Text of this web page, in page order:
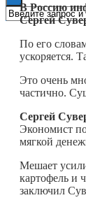
В Россию
Сергей
По его
ускоряется.
Это очень
частично.
Сергей
Экономист
мягкой
Мешает
картофель и
заключил